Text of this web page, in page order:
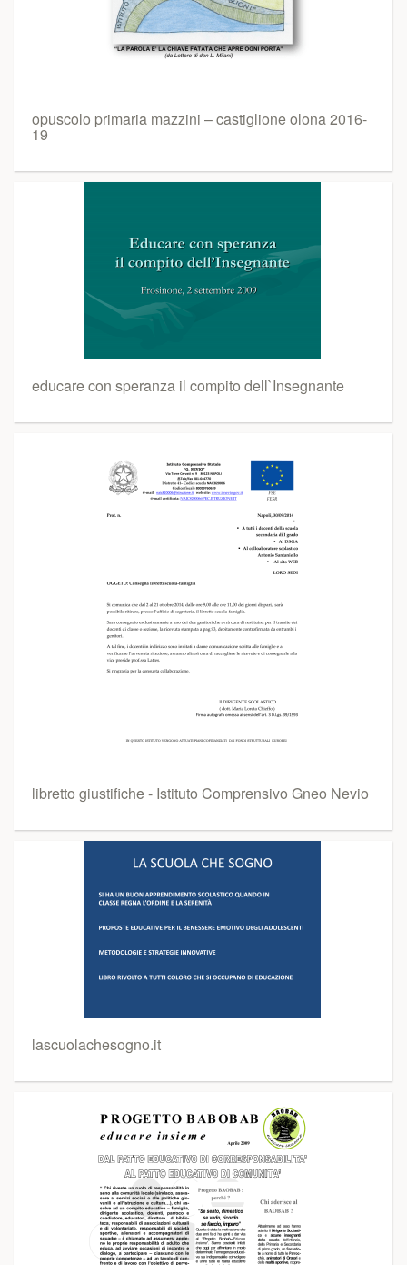
opuscolo primaria mazzini – castiglione olona 2016-
19
educare con speranza il compito dell`Insegnante
libretto giustifiche - Istituto Comprensivo Gneo Nevio
lascuolachesogno.it